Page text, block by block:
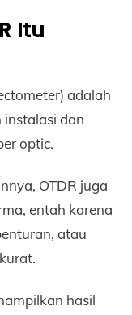
Itu
adalah
dan
optic.
OTDR juga
entah karena
atau
hasil